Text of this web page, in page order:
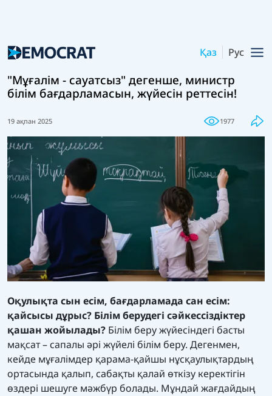
Қаз Рус
"Мұғалім - сауатсыз" дегенше, министр
білім бағдарламасын, жүйесін реттесін!
19 ақпан 2025 1977
Оқулықта сын есім, бағдарламада сан есім:
қайсысы дұрыс? Білім берудегі сәйкессіздіктер
қашан жойылады? Білім беру жүйесіндегі басты
мақсат – сапалы әрі жүйелі білім беру. Дегенмен,
кейде мұғалімдер қарама-қайшы нұсқаулықтардың
ортасында қалып, сабақты қалай өткізу керектігін
өздері шешуге мәжбүр болады. Мұндай жағдайдың